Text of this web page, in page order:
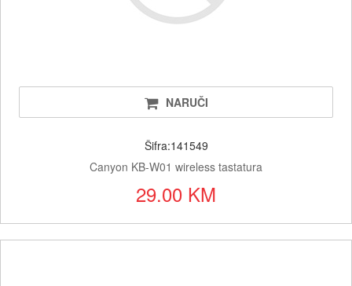
NARUČI
Šifra:141549
Canyon KB-W01 wireless tastatura
29.00 KM